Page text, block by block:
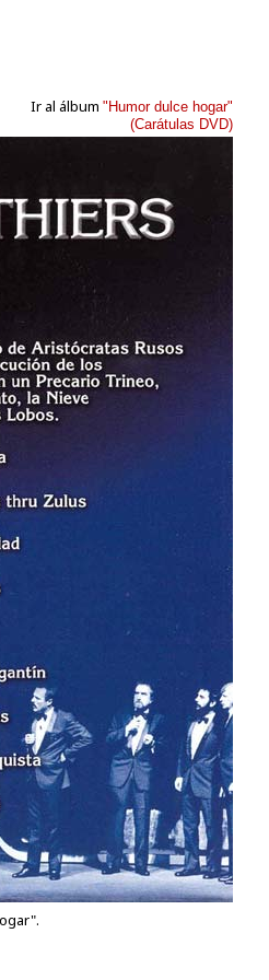
Ir al álbum "Humor dulce hogar"
(Carátulas DVD)